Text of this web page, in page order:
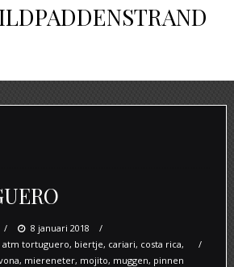
Posted
on
8 januari 2018
atm tortuguero, biertje, cariari, costa rica,
, miereneter, mojito, muggen, pinnen